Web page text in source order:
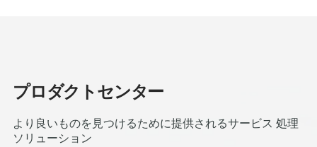
プロダクトセンター
より良いものを見つけるために提供されるサービス 処理
ソリューション